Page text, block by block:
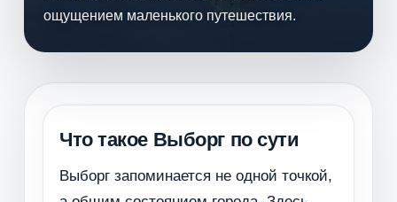
ощущением маленького путешествия.
Что такое Выборг по сути
Выборг запоминается не одной точкой,